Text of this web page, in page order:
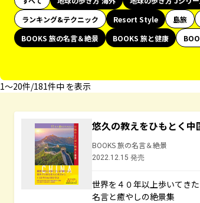
ランキング&テクニック
Resort Style 島旅
BOOKS 旅の名言＆絶景
BOOKS 旅と健康
1〜20件/181件中 を表示
悠久の教えをひもとく中
BOOKS 旅の名言＆絶景
2022.12.15 発売
世界を４０年以上歩いてき
名言と癒やしの絶景集